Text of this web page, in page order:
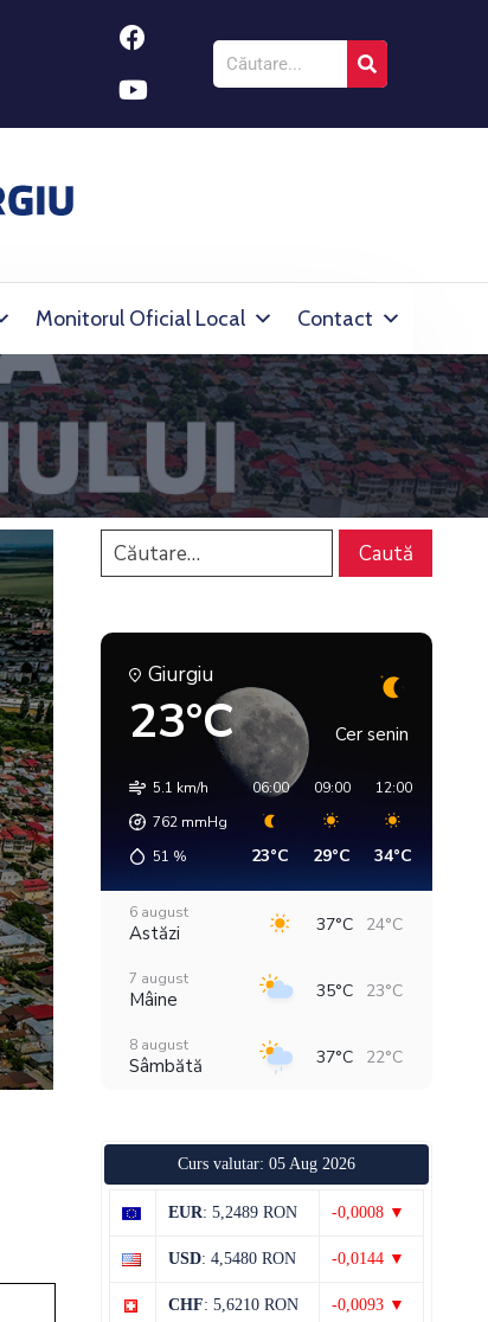
Monitorul Oficial Local Contact
Giurgiu
23°C Cer senin
5.1 km/h
762 mmHg
51 %
06:00
23°C
09:00
29°C
12:00
34°C
6 august
Astăzi 37°C 24°C
7 august
Mâine 35°C 23°C
8 august
Sâmbătă 37°C 22°C
36°C 20°C
Marți 38°C 20°C
12 august
Curs valutar: 05 Aug 2026
EUR: 5,2489 RON -0,0008 ▼
USD: 4,5480 RON -0,0144 ▼
CHF: 5,6210 RON -0,0093 ▼